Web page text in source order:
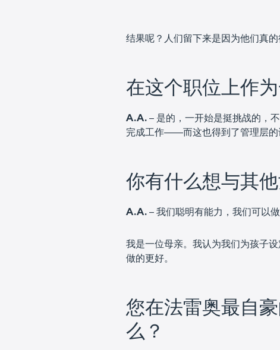
结果呢？人们留下来是因为他们真的
在这个职位上作
A.A. – 是的，一开始是挺挑战的，
完成工作——而这也得到了管理层的
你有什么想与其
A.A. – 我们聪明有能力，我们可以
我是一位母亲。我认为我们为孩子
做的更好。
您在法雷奥最自
么？